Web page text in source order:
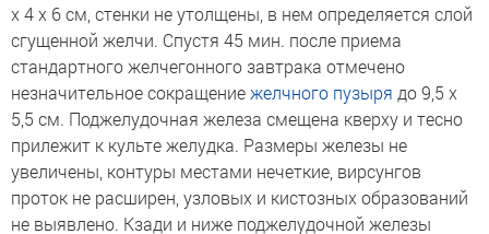
x 4 x 6 см, стенки не утолщены, в нем определяется слой
сгущенной желчи. Спустя 45 мин. после приема
стандартного желчегонного завтрака отмечено
незначительное сокращениежелчного пузыря до 9,5 x
5,5 см. Поджелудочная железа смещена кверху и тесно
прилежит к культе желудка. Размеры железы не
увеличены, контуры местами нечеткие, вирсунгов
проток не расширен, узловых и кистозных образований
не выявлено. Кзади и ниже поджелудочной железы